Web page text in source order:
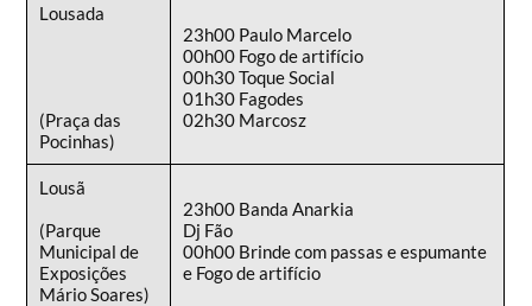
Lousada
(Praça das
Pocinhas)
23h00 Paulo Marcelo
00h00 Fogo de artifício
00h30 Toque Social
01h30 Fagodes
02h30 Marcosz
Lousã
(Parque
Municipal de
Exposições
Mário Soares)
23h00 Banda Anarkia
Dj Fão
00h00 Brinde com passas e espumante
e Fogo de artifício